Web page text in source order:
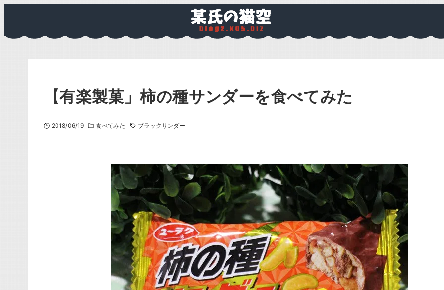
【有楽製菓」柿の種サンダーを食べてみた
2018/06/19 食べてみた ブラックサンダー